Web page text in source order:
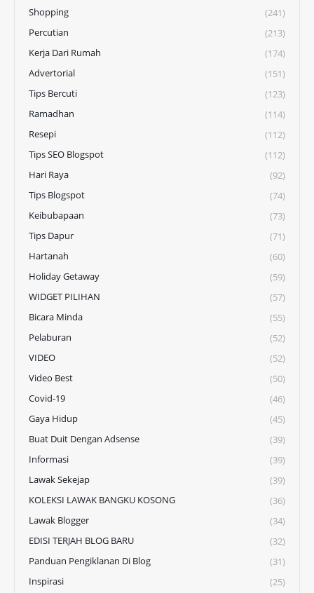
Shopping
(241)
Percutian
(213)
Kerja Dari Rumah
(174)
Advertorial
(151)
Tips Bercuti
(123)
Ramadhan
(114)
Resepi
(112)
Tips SEO Blogspot
(112)
Hari Raya
(92)
Tips Blogspot
(74)
Keibubapaan
(73)
Tips Dapur
(71)
Hartanah
(60)
Holiday Getaway
(59)
WIDGET PILIHAN
(57)
Bicara Minda
(55)
Pelaburan
(52)
VIDEO
(52)
Video Best
(50)
Covid-19
(46)
Gaya Hidup
(45)
Buat Duit Dengan Adsense
(39)
Informasi
(39)
Lawak Sekejap
(39)
KOLEKSI LAWAK BANGKU KOSONG
(36)
Lawak Blogger
(34)
EDISI TERJAH BLOG BARU
(32)
Panduan Pengiklanan Di Blog
(31)
Inspirasi
(25)